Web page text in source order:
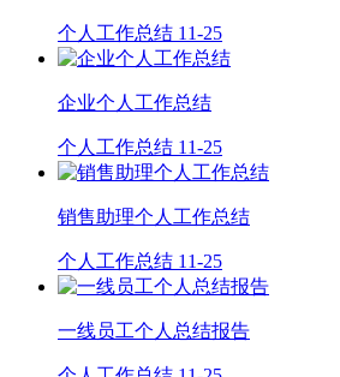
个人工作总结 11-25
企业个人工作总结
个人工作总结 11-25
销售助理个人工作总结
个人工作总结 11-25
一线员工个人总结报告